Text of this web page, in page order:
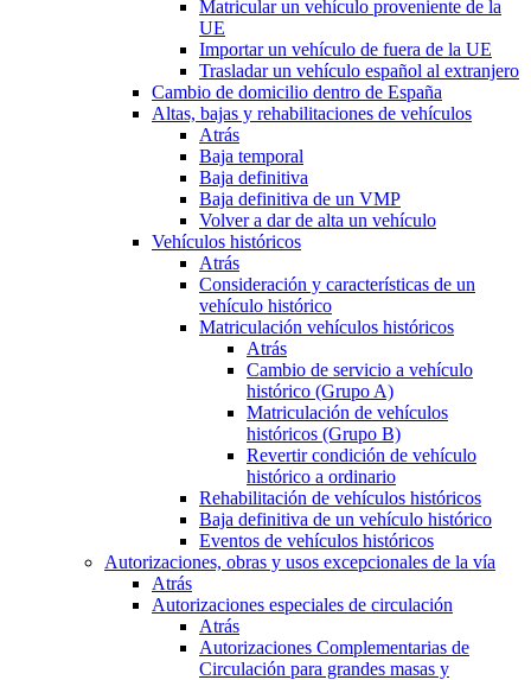
Matricular un vehículo proveniente de la
UE
Importar un vehículo de fuera de la UE
Trasladar un vehículo español al extranjero
Cambio de domicilio dentro de España
Altas, bajas y rehabilitaciones de vehículos
Atrás
Baja temporal
Baja definitiva
Baja definitiva de un VMP
Volver a dar de alta un vehículo
Vehículos históricos
Atrás
Consideración y características de un
vehículo histórico
Matriculación vehículos históricos
Atrás
Cambio de servicio a vehículo
histórico (Grupo A)
Matriculación de vehículos
históricos (Grupo B)
Revertir condición de vehículo
histórico a ordinario
Rehabilitación de vehículos históricos
Baja definitiva de un vehículo histórico
Eventos de vehículos históricos
Autorizaciones, obras y usos excepcionales de la vía
Atrás
Autorizaciones especiales de circulación
Atrás
Autorizaciones Complementarias de
Circulación para grandes masas y